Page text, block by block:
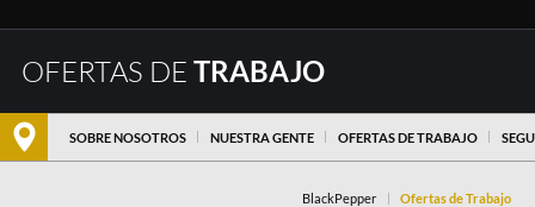
OFERTAS DE TRABAJO
BUSCAMOS ÚNETE
SOBRE NOSOTROS NUESTRA GENTE OFERTAS DE TRABAJO
BlackPepper Ofertas de Trabajo